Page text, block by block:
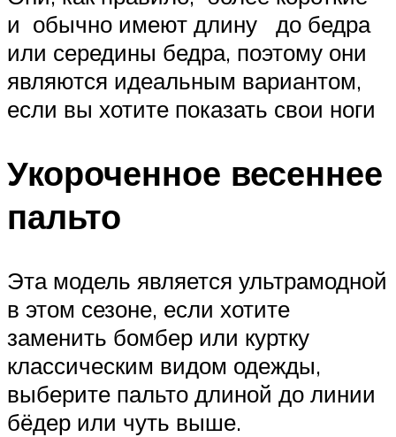
и обычно имеют длину до бедра
или середины бедра, поэтому они
являются идеальным вариантом,
если вы хотите показать свои ноги
Укороченное весеннее
пальто
Эта модель является ультрамодной
в этом сезоне, если хотите
заменить бомбер или куртку
классическим видом одежды,
выберите пальто длиной до линии
бёдер или чуть выше.